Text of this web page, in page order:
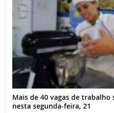
Mais de 40 vagas de
nesta segunda-feira, 21